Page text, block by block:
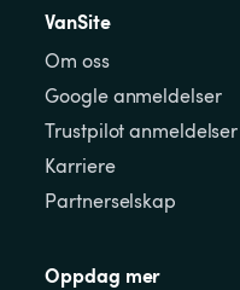
VanSite
Om oss
Google anmeldelser
Trustpilot anmeldelser
Karriere
Partnerselskap
Oppdag mer